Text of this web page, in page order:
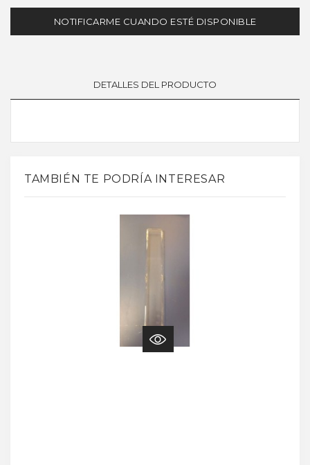
NOTIFICARME CUANDO ESTÉ DISPONIBLE
DETALLES DEL PRODUCTO
TAMBIÉN TE PODRÍA INTERESAR